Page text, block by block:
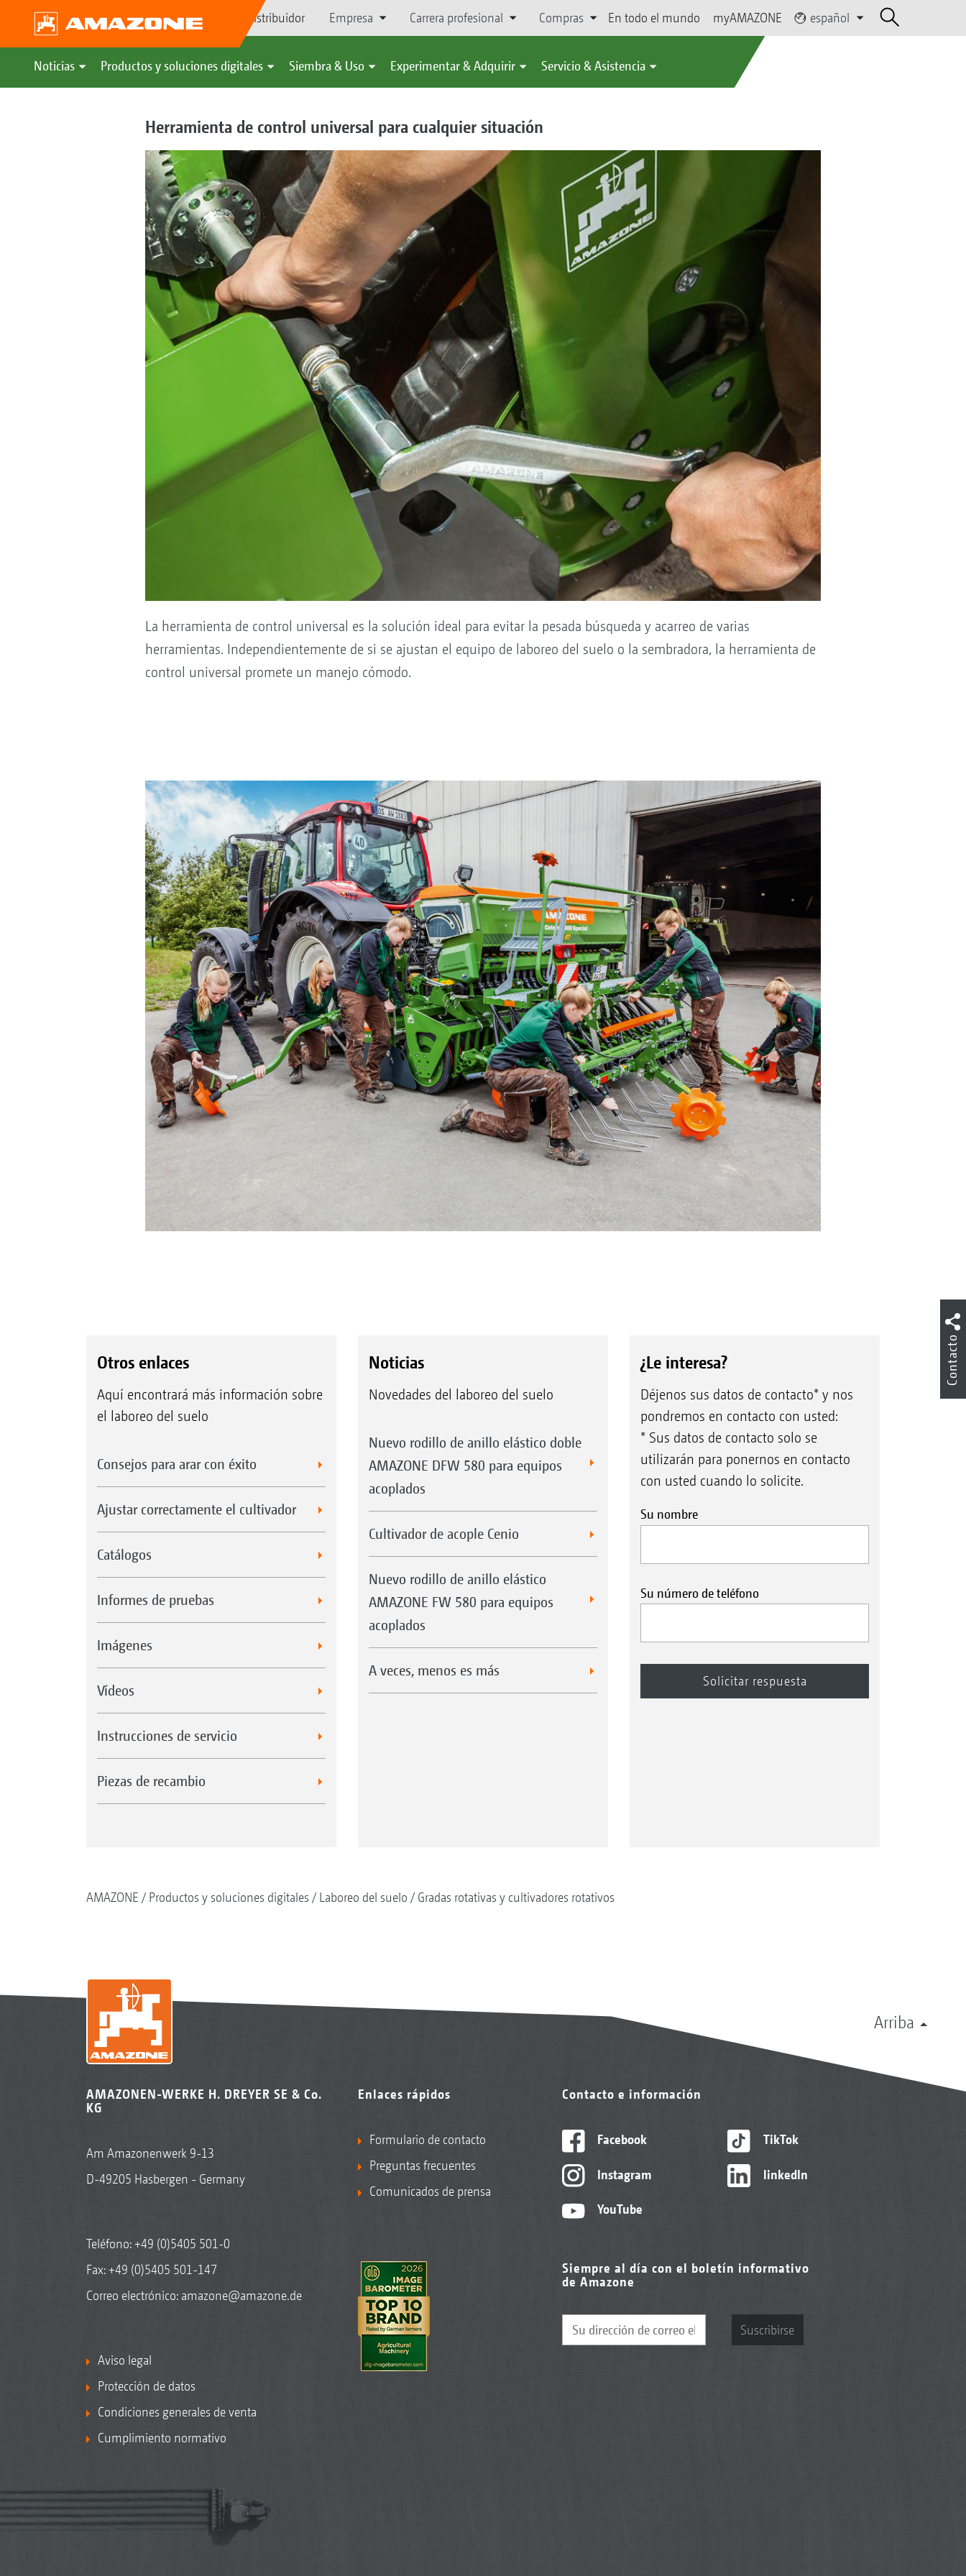
Búsqueda de distribuidor Empresa Carrera profesional Compras En todo el mundo myAMAZONE español
Noticias Productos y soluciones digitales Siembra & Uso Experimentar & Adquirir Servicio & Asistencia
Herramienta de control universal para cualquier situación
La herramienta de control universal es la solución ideal para evitar la pesada búsqueda y acarreo de varias
herramientas. Independientemente de si se ajustan el equipo de laboreo del suelo o la sembradora, la herramienta de
control universal promete un manejo cómodo.
Otros enlaces
Aquí encontrará más información sobre
el laboreo del suelo
Consejos para arar con éxito
Ajustar correctamente el cultivador
Catálogos
Informes de pruebas
Imágenes
Vídeos
Instrucciones de servicio
Piezas de recambio
Noticias
Novedades del laboreo del suelo
Nuevo rodillo de anillo elástico doble
AMAZONE DFW 580 para equipos
acoplados
Cultivador de acople Cenio
Nuevo rodillo de anillo elástico
AMAZONE FW 580 para equipos
acoplados
A veces, menos es más
¿Le interesa?
Déjenos sus datos de contacto* y nos
pondremos en contacto con usted:
* Sus datos de contacto solo se
utilizarán para ponernos en contacto
con usted cuando lo solicite.
Su nombre
Su número de teléfono
AMAZONE Productos y soluciones digitales Laboreo del suelo Gradas rotativas y cultivadores rotativos
Arriba
AMAZONEN-WERKE H. DREYER SE & Co.
KG
Am Amazonenwerk 9-13
D-49205 Hasbergen - Germany
Teléfono:+49 (0)5405 501-0
Fax: +49 (0)5405 501-147
Correo electrónico: amazone@amazone.de
Aviso legal
Protección de datos
Condiciones generales de venta
Cumplimiento normativo
Enlaces rápidos
Formulario de contacto
Preguntas frecuentes
Comunicados de prensa
Contacto e información
Facebook
Instagram
YouTube
TikTok
linkedIn
Siempre al día con el boletín informativo
de Amazone
Suscribirse
Contacto